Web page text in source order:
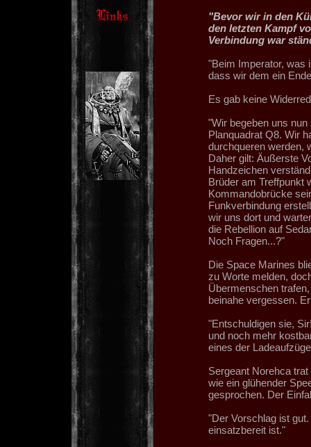
"Bevor wir in den
den letzten Kampf
Verbindung war
"Beim Imperator, was
dass wir dem ein
Es gab keine
"Wir begeben uns
Planquadrat Q8. Wir
durchqueren werden,
Daher gilt: Äußerste
Handzeichen
Brüder am Treffpunkt
Kommandobrücke
Funkverbindung
wir uns dort und
die Rebellion auf
Noch Fragen...?"
Die Space Marines
zu Worte melden,
Übermenschen
beinahe vergessen.
"Entschuldigen sie,
und noch mehr
eines der
Sergeant Norehca
wie ein glühender
gesprochen. Der
"Der Vorschlag ist
einsatzbereit ist."